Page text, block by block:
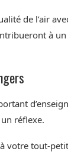
de l’air
à
réflexe.
votre tout-